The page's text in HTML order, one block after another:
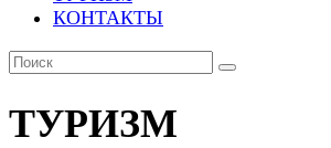
КОНТАКТЫ
ТУРИЗМ